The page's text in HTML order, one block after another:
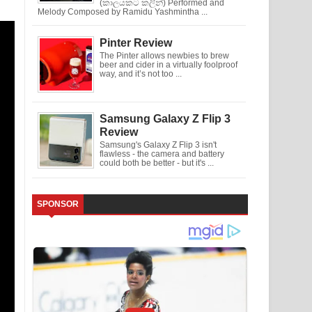
(කාලයකට කලින්) Performed and
Melody Composed by Ramidu Yashmintha ...
Pinter Review
The Pinter allows newbies to brew
beer and cider in a virtually foolproof
way, and it’s not too ...
Samsung Galaxy Z Flip 3
Review
Samsung's Galaxy Z Flip 3 isn't
flawless - the camera and battery
could both be better - but it's ...
SPONSOR